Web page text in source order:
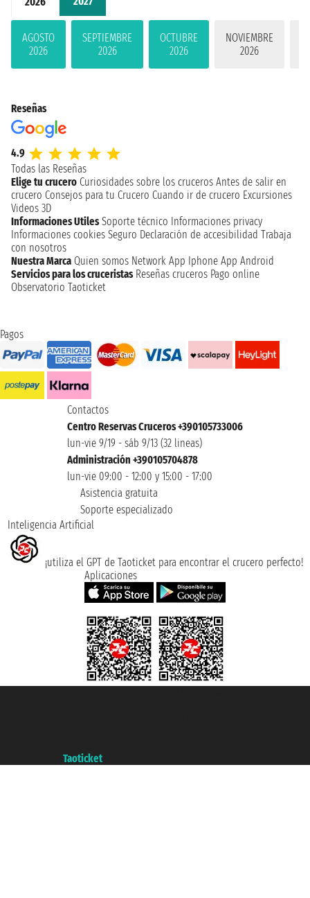
AGOSTO
2026
SEPTIEMBRE
2026
OCTUBRE
2026
NOVIEMBRE
2026
Reseñas
4.9
Todas las Reseñas
Elige tu crucero Curiosidades sobre los cruceros Antes de salir en
crucero Consejos para tu Crucero Cuando ir de crucero Excursiones
Videos 3D
Informaciones Utiles Soporte técnico Informaciones privacy
Informaciones cookies Seguro Declaración de accesibilidad Trabaja
con nosotros
Nuestra Marca Quien somos Network App Iphone App Android
Servicios para los cruceristas Reseñas cruceros Pago online
Observatorio Taoticket
Pagos
Contactos
Centro Reservas Cruceros +390105733006
lun-vie 9/19 - sáb 9/13 (32 lineas)
Administración +390105704878
lun-vie 09:00 - 12:00 y 15:00 - 17:00
Asistencia gratuita
Soporte especializado
Inteligencia Artificial
¡utiliza el GPT de Taoticket para encontrar el crucero perfecto!
Aplicaciones
Taoticket